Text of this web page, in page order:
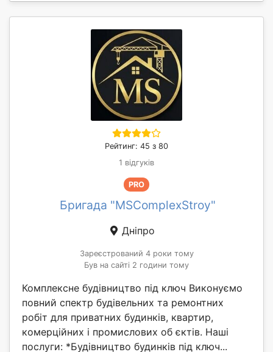
Рейтинг: 45 з 80
1 відгуків
PRO
Бригада "MSComplexStroy"
Дніпро
Зареєстрований 4 роки тому
Був на сайті 2 години тому
Комплексне будівництво під ключ Виконуємо
повний спектр будівельних та ремонтних
робіт для приватних будинків, квартир,
комерційних і промислових об єктів. Наші
послуги: *Будівництво будинків під ключ...